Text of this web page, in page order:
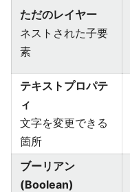
ただのレイヤー
ネストされた子要
素
テキストプロパテ
ィ
文字を変更できる
箇所
ブーリアン
(Boolean)